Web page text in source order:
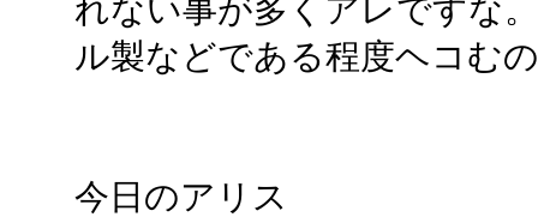
れない事が多くアレですな
ル製などである程度ヘコむ
今日のアリス